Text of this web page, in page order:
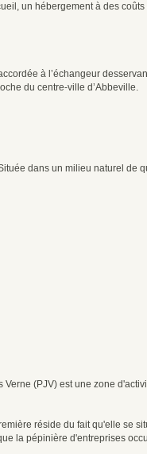
un hébergement à des coûts
à l’échangeur
du centre-ville d’Abbeville.
dans un milieu naturel de
(PJV) est une zone
réside du fait qu'elle se
la pépinière d'entreprises